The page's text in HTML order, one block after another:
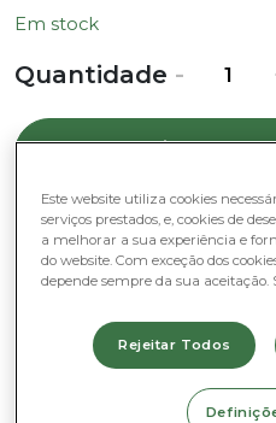
Em stock
Quantidade
Quantidade
Fertilizante
200
-
Categorias
Este website utiliza cookies
serviços prestados, e, cookies de
a melhorar a sua experiência e
do website. Com exceção dos
depende sempre da sua aceitação.
Rejeitar Todos